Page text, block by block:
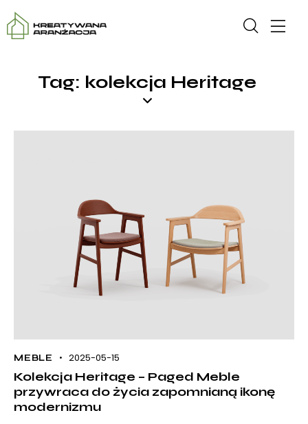
Tag: kolekcja Heritage
MEBLE 2025-05-15
Kolekcja Heritage – Paged Meble
przywraca do życia zapomnianą ikonę
modernizmu